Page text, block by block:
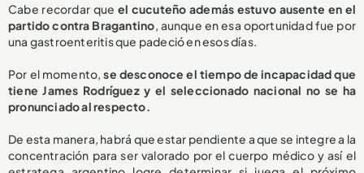
Cabe recordar que el cucuteño además estuvo ausente en el
partido contra Bragantino, aunque en esa oportunidad fue por
una gastroenteritis que padeció en esos días.
Por el momento,se desconoce el tiempo de incapacidad que
tiene James Rodríguez y el seleccionado nacional no se ha
pronunciado al respecto.
De esta manera, habrá que estar pendiente a que se integre a la
concentración para ser valorado por el cuerpo médico y así el